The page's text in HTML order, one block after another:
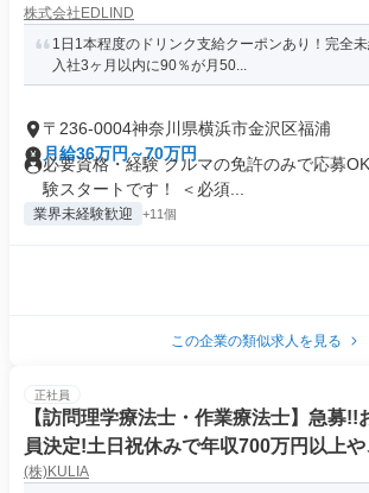
株式会社EDLIND
1日1本程度のドリンク支給クーポンあり！完全未
入社3ヶ月以内に90％が月50...
〒236-0004神奈川県横浜市金沢区福浦
月給36万円～70万円
必要資格・経験 クルマの免許のみで応募
験スタートです！ ＜必須...
業界未経験歓迎 +11個
この企業の類似求人を見る
正社員
【訪問理学療法士・作業療法士】急募!!
員決定!土日祝休みで年収700万円以上
正社員も可能な訪問看護リハビリステー
(株)KULIA